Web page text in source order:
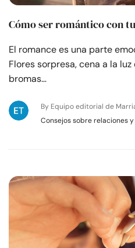
Cómo ser romántico con
El romance es una parte
Flores sorpresa, cena a la
bromas…
By Equipo editorial de
Consejos sobre relaciones